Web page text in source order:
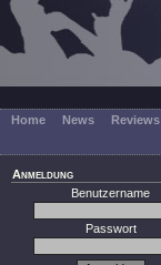
Home News Reviews
Anmeldung
Benutzername
Passwort